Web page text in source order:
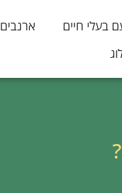
בעלי חיים ארנבים